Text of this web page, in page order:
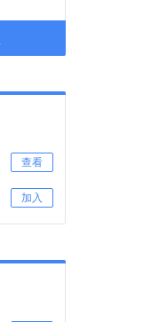
查看
加入